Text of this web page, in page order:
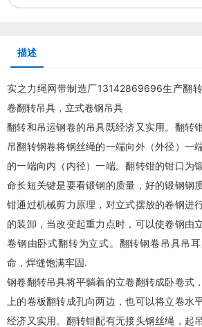
描述
实之力绳网带制造厂13142869696生产翻
卷翻转吊具，立式卷钢吊具
翻转和吊运钢卷的吊具既经济又实用。翻转
吊翻转钢卷将钢丝绳的一端向外（外径）一
的一端向内（内径）一端。翻转钳的钳口为
命长短关键是要看锻钢的质量，好的锻钢钢
钳通过机械剪力原理，对立式摆放的卷钢进
的装卸，当改变起重力点时，可以使卷钢由
卷钢由卧式翻转为立式。翻转钢卷吊具吊
命，焊缝饱满牢固.
钢卷翻转吊具将平躺着的立卷翻转成卧卷式
上的卷板翻转成孔向两边，也可以将立卷水
经济又实用。翻转钳配有无接头钢丝绳，起